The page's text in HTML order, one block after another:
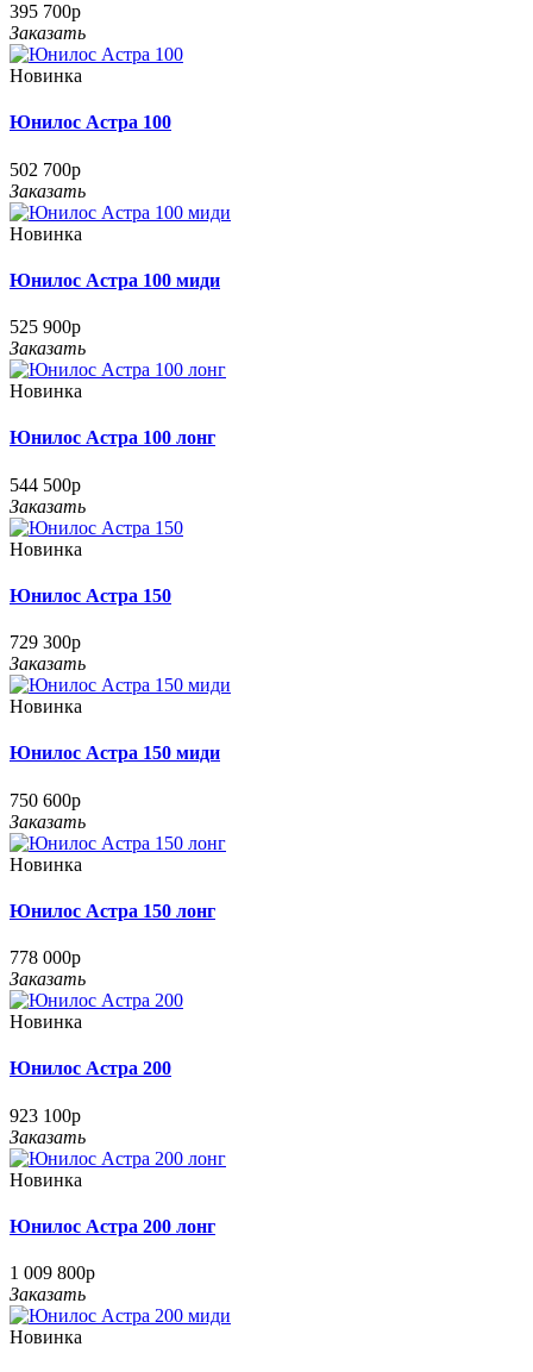
395 700р
Заказать
Новинка
Юнилос Астра 100
502 700р
Заказать
Новинка
Юнилос Астра 100 миди
525 900р
Заказать
Новинка
Юнилос Астра 100 лонг
544 500р
Заказать
Новинка
Юнилос Астра 150
729 300р
Заказать
Новинка
Юнилос Астра 150 миди
750 600р
Заказать
Новинка
Юнилос Астра 150 лонг
778 000р
Заказать
Новинка
Юнилос Астра 200
923 100р
Заказать
Новинка
Юнилос Астра 200 лонг
1 009 800р
Заказать
Новинка